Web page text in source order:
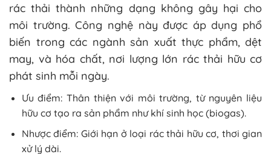
rác thải thành những dạng không gây hại cho
môi trường. Công nghệ này được áp dụng phổ
biến trong các ngành sản xuất thực phẩm, dệt
may, và hóa chất, nơi lượng lớn rác thải hữu cơ
phát sinh mỗi ngày.
Ưu điểm: Thân thiện với môi trường, từ nguyên liệu
hữu cơ tạo ra sản phẩm như khí sinh học (biogas).
Nhược điểm: Giới hạn ở loại rác thải hữu cơ, thơi gian
xử lý dài.